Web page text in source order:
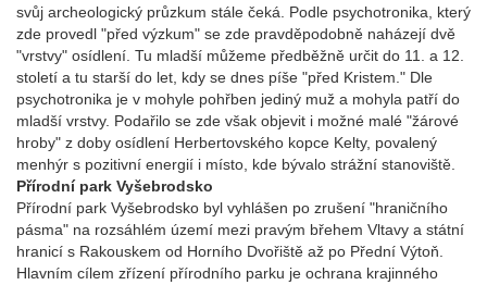
svůj archeologický průzkum stále čeká. Podle psychotronika, který
zde provedl "před výzkum" se zde pravděpodobně naházejí dvě
"vrstvy" osídlení. Tu mladší můžeme předběžně určit do 11. a 12.
století a tu starší do let, kdy se dnes píše "před Kristem." Dle
psychotronika je v mohyle pohřben jediný muž a mohyla patří do
mladší vrstvy. Podařilo se zde však objevit i možné malé "žárové
hroby" z doby osídlení Herbertovského kopce Kelty, povalený
menhýr s pozitivní energií i místo, kde bývalo strážní stanoviště.
Přírodní park Vyšebrodsko
Přírodní park Vyšebrodsko byl vyhlášen po zrušení "hraničního
pásma" na rozsáhlém území mezi pravým břehem Vltavy a státní
hranicí s Rakouskem od Horního Dvořiště až po Přední Výtoň.
Hlavním cílem zřízení přírodního parku je ochrana krajinného